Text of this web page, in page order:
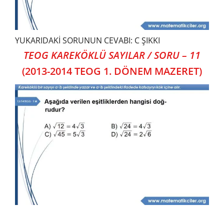
YUKARIDAKİ SORUNUN CEVABI: C ŞIKKI
TEOG KAREKÖKLÜ SAYILAR / SORU – 11
(2013-2014 TEOG 1. DÖNEM MAZERET)